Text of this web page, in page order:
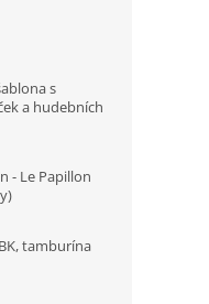
s
a hudebních
- Le Papillon
tamburína